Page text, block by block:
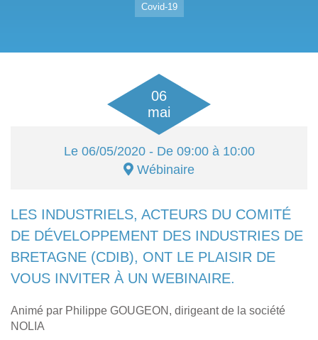
Covid-19
06
mai
Le 06/05/2020- De 09:00 à 10:00
Wébinaire
LES INDUSTRIELS, ACTEURS DU COMITÉ
DE DÉVELOPPEMENT DES INDUSTRIES DE
BRETAGNE (CDIB), ONT LE PLAISIR DE
VOUS INVITER À UN WEBINAIRE.
Animé par Philippe GOUGEON, dirigeant de la société
NOLIA